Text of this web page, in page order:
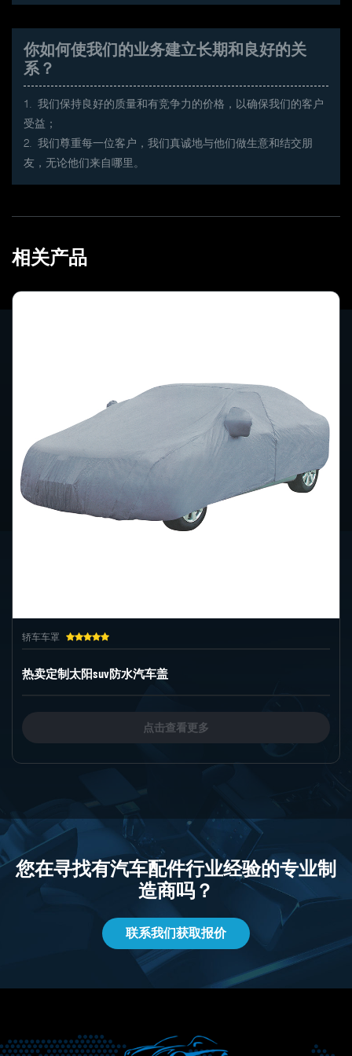
你如何使我们的业务建立长期和良好的关
系？
1. 我们保持良好的质量和有竞争力的价格，以确保我们的客户
受益；
2. 我们尊重每一位客户，我们真诚地与他们做生意和结交朋
友，无论他们来自哪里。
相关产品
轿车车罩
热卖定制太阳suv防水汽车盖
点击查看更多
您在寻找有汽车配件行业经验的专业制
造商吗？
联系我们获取报价